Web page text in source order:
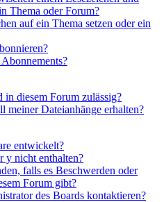
Thema oder Forum?
auf ein Thema setzen oder ein
in diesem Forum zulässig?
meiner Dateianhänge erhalten?
entwickelt?
y nicht enthalten?
falls es Beschwerden oder
Forum gibt?
des Boards kontaktieren?